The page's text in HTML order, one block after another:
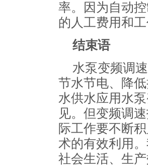
率。因为自动
的人工费用和
结束语
水泵变频调
节水节电、降
水供水应用水
见。但变频调
际工作要不断
术的有效利用
社会生活、生